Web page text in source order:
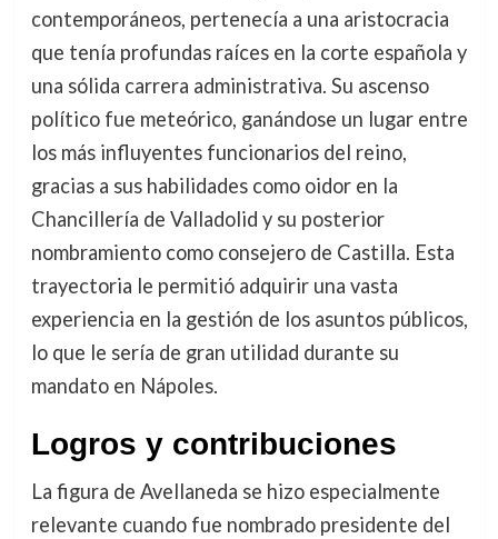
contemporáneos, pertenecía a una aristocracia
que tenía profundas raíces en la corte española y
una sólida carrera administrativa. Su ascenso
político fue meteórico, ganándose un lugar entre
los más influyentes funcionarios del reino,
gracias a sus habilidades como oidor en la
Chancillería de Valladolid y su posterior
nombramiento como consejero de Castilla. Esta
trayectoria le permitió adquirir una vasta
experiencia en la gestión de los asuntos públicos,
lo que le sería de gran utilidad durante su
mandato en Nápoles.
Logros y contribuciones
La figura de Avellaneda se hizo especialmente
relevante cuando fue nombrado presidente del